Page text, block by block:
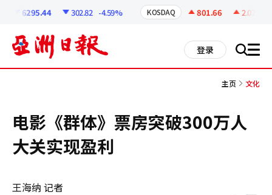
6295.44 302.82 -4.59% KOSDAQ 801.66 2.07
登录 搜 all
主页 文化
电影《群体》票房突破300万人
大关实现盈利
王海纳 记者